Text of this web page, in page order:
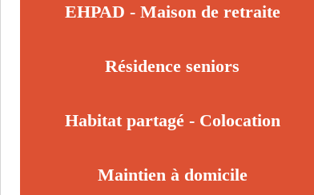
EHPAD - Maison de retraite
Résidence seniors
Habitat partagé - Colocation
Maintien à domicile